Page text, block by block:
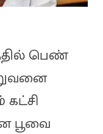
பெண்
கட்சி
பூவை